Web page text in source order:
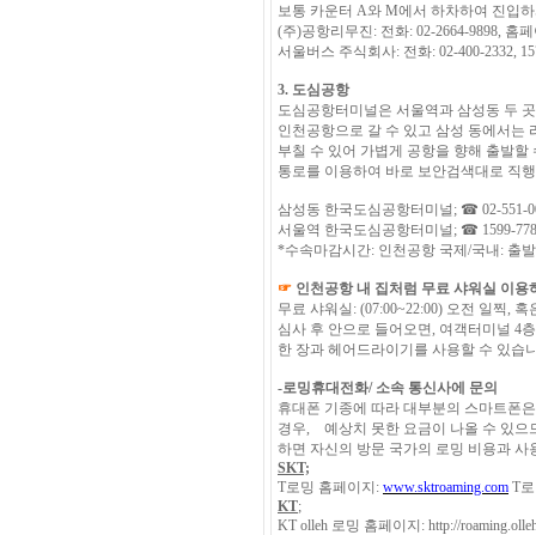
보통 카운터 A와 M에서 하차하여 진입
(주)공항리무진 : 전화: 02-2664-9898, 홈
서울버스 주식회사: 전화: 02-400-2332,
3. 도심공항
도심공항터미널은 서울역과 삼성동 두
인천공항으로 갈 수 있고 삼성 동에서는
부칠 수 있어 가볍게 공항을 향해 출발할
통로를 이용하여 바로 보안검색대로 직행
삼성동 한국도심공항터미널 ; ☎ 02-551-
서울역 한국도심공항터미널 ; ☎ 1599-
*수속마감시간: 인천공항 국제 /국내 : 출
☞ 인천공항 내 집처럼 무료 샤워실 이용
무료 샤워실 : (07:00~22:00) 오전 일찍, 혹
심사 후 안으로 들어오면, 여객터미널 4
한 장과 헤어드라이기를 사용할 수 있습
-로밍휴대전화/ 소속 통신사에 문의
휴대폰 기종에 따라 대부분의 스마트폰
경우, 예상치 못한 요금이 나올 수 있
하면 자신의 방문 국가의 로밍 비용과 사
SKT;
T로밍 홈페이지 : www.sktroaming.com T
KT;
KT olleh 로밍 홈페이지 : http://